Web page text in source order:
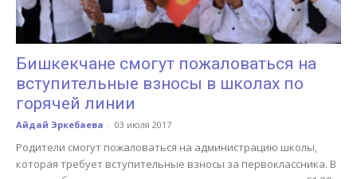
Бишкекчане смогут пожаловаться на
вступительные взносы в школах по
горячей линии
Айдай Эркебаева - 03 июля 2017
Родители смогут пожаловаться на администрацию школы,
которая требует вступительные взносы за первоклассника. В